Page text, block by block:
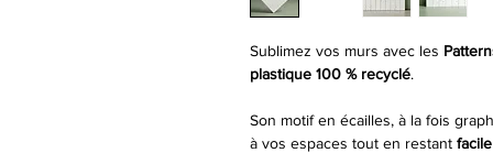
Sublimez vos murs avec les
plastique 100 % recyclé.
Son motif en écailles, à la fois
à vos espaces tout en restant